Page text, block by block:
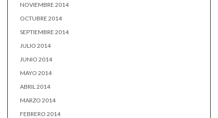
NOVIEMBRE 2014
OCTUBRE 2014
SEPTIEMBRE 2014
JULIO 2014
JUNIO 2014
MAYO 2014
ABRIL 2014
MARZO 2014
FEBRERO 2014